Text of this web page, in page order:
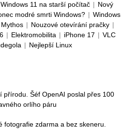
11 na starší počítač | Nový
modré smrti Windows? | Windows
| Nouzové otevírání pračky |
| Elektromobilita | iPhone 17 | VLC
| Nejlepší Linux
přírodu. Šéf OpenAI poslal přes 100
orlího páru
fotografie zdarma a bez skeneru.